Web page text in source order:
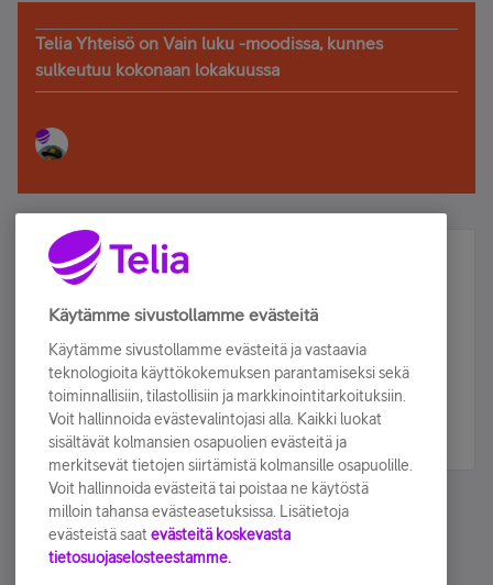
Telia Yhteisö on Vain luku -moodissa, kunnes
sulkeutuu kokonaan lokakuussa
Älä jää paitsi – osallistu ja voita!
Tilaa Telian uutiskirje ja olet mukana arvonnassa.
sähköpostiisi.
Tilaa nyt
Käytämme sivustollamme evästeitä
Käytämme sivustollamme evästeitä ja vastaavia
teknologioita käyttökokemuksen parantamiseksi sekä
toiminnallisiin, tilastollisiin ja markkinointitarkoituksiin.
Voit hallinnoida evästevalintojasi alla. Kaikki luokat
sisältävät kolmansien osapuolien evästeitä ja
merkitsevät tietojen siirtämistä kolmansille osapuolille.
Voit hallinnoida evästeitä tai poistaa ne käytöstä
milloin tahansa evästeasetuksissa. Lisätietoja
evästeistä saat evästeitä koskevasta
tietosuojaselosteestamme.